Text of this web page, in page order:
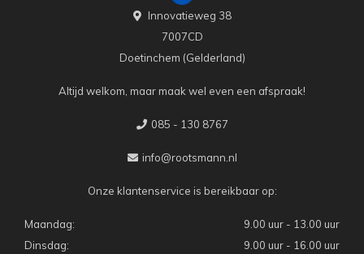
Innovatieweg 38
7007CD
Doetinchem (Gelderland)
Altijd welkom, maar maak wel even een afspraak!
085 - 130 8767
info@rootsmann.nl
Onze klantenservice is bereikbaar op:
Maandag:
9.00 uur - 13.00 uur
Dinsdag:
9.00 uur - 16.00 uur